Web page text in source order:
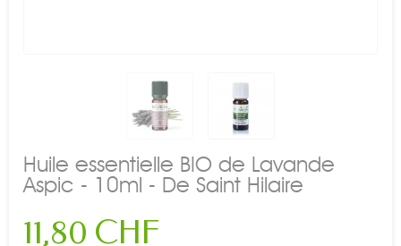
Huile essentielle BIO de Lavande
Aspic - 10ml - De Saint Hilaire
11,80 CHF